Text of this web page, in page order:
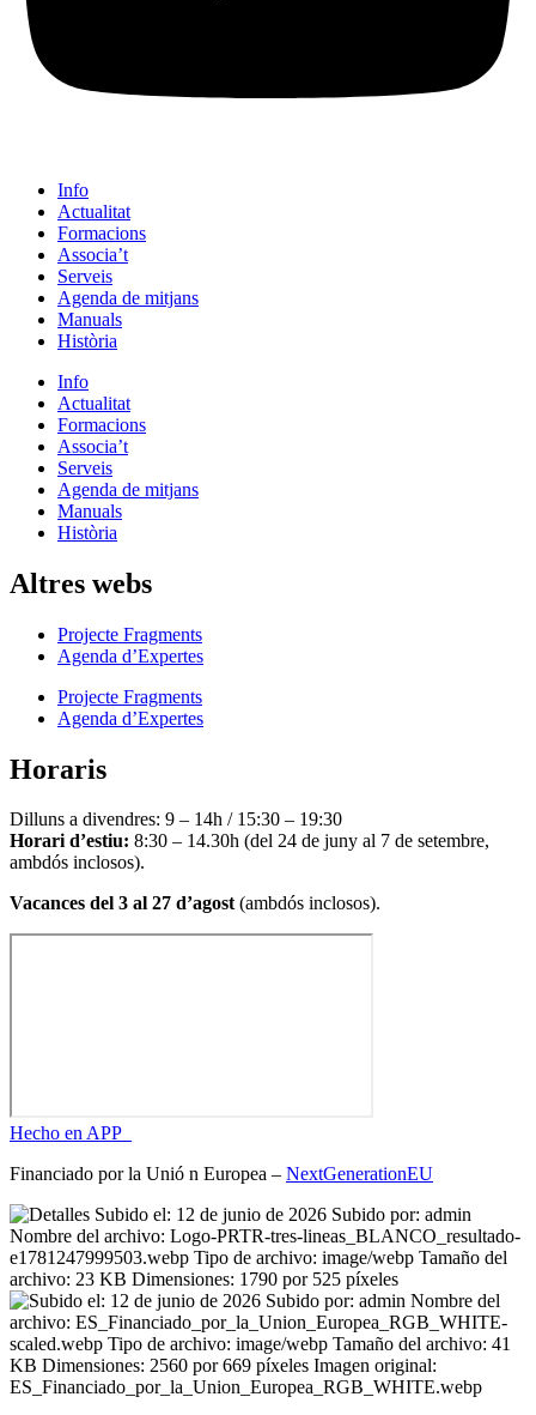
Info
Actualitat
Formacions
Associa’t
Serveis
Agenda de mitjans
Manuals
Història
Info
Actualitat
Formacions
Associa’t
Serveis
Agenda de mitjans
Manuals
Història
Altres webs
Projecte Fragments
Agenda d’Expertes
Projecte Fragments
Agenda d’Expertes
Horaris
Dilluns a divendres: 9 – 14h / 15:30 – 19:30
Horari d’estiu: 8:30 – 14.30h (del 24 de juny al 7 de setembre,
ambdós inclosos).
Vacances del 3 al 27 d’agost(ambdós inclosos).
Hecho en APP_
Financiado por la Unió n Europea – NextGenerationEU